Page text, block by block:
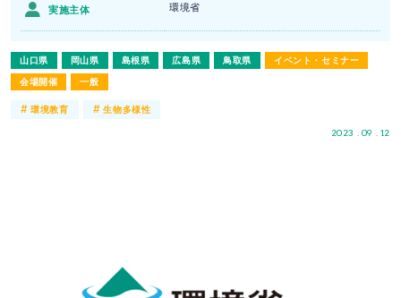
山口県 岡山県 島根県 広島県 鳥取県
イベント・セミナー
会場開催
一般
2023 . 09 . 12
実施主体 環境省
#環境教育 #生物多様性